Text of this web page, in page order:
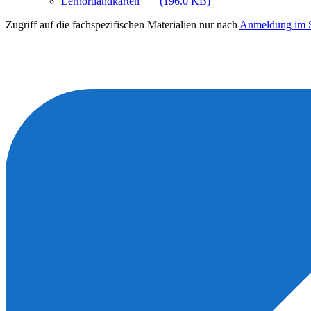
Zugriff auf die fachspezifischen Materialien nur nach Anmeldung im